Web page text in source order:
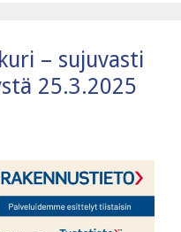
– sujuvasti
25.3.2025